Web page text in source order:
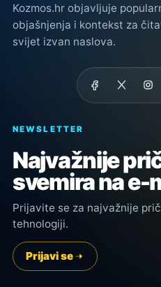
Kozmos.hr objavljuje
objašnjenja i kontekst za
svijet izvan naslova.
NEWSLETTER
Najvažnije
svemira na e-
Prijavite se za najvažnije
tehnologiji.
Prijavi se